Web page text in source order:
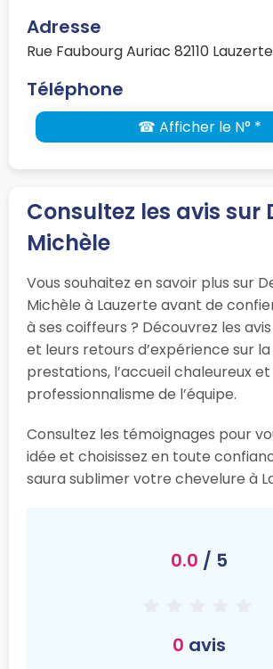
Adresse
Rue Faubourg Auriac 82110 Lauzerte
Téléphone
☎ Afficher le N° *
Consultez les avis sur
Michèle
Vous souhaitez en savoir plus sur
Michèle à Lauzerte avant de
à ses coiffeurs ? Découvrez les
et leurs retours d’expérience sur
prestations, l’accueil chaleureux et
professionnalisme de l’équipe.
Consultez les témoignages pour
idée et choisissez en toute
saura sublimer votre chevelure à
0.0 / 5
0 avis